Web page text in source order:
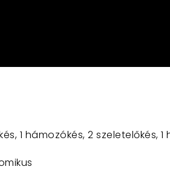
1 hámozókés, 2 szeletelőkés,